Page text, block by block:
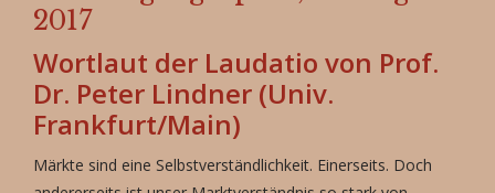
2017
Wortlaut der Laudatio von Prof.
Dr. Peter Lindner (Univ.
Frankfurt/Main)
Märkte sind eine Selbstverständlichkeit. Einerseits. Doch